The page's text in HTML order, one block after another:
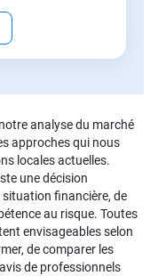
analyse du marché
approches qui nous
locales actuelles.
une décision
financière, de
au risque. Toutes
envisageables selon
de comparer les
de professionnels